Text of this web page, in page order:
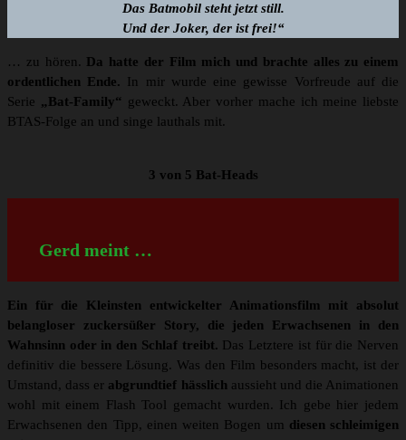
Das Batmobil steht jetzt still.
Und der Joker, der ist frei!“
… zu hören. Da hatte der Film mich und brachte alles zu einem
ordentlichen Ende. In mir wurde eine gewisse Vorfreude auf die
Serie „Bat-Family“ geweckt. Aber vorher mache ich meine liebste
BTAS-Folge an und singe lauthals mit.
3 von 5 Bat-Heads
Gerd meint …
Ein für die Kleinsten entwickelter Animationsfilm mit absolut
belangloser zuckersüßer Story, die jeden Erwachsenen in den
Wahnsinn oder in den Schlaf treibt. Das Letztere ist für die Nerven
definitiv die bessere Lösung. Was den Film besonders macht, ist der
Umstand, dass er abgrundtief hässlichaussieht und die Animationen
wohl mit einem Flash Tool gemacht wurden. Ich gebe hier jedem
Erwachsenen den Tipp, einen weiten Bogen um diesen schleimigen